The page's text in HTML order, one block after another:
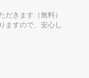
だきます（無料）
ますので、安心し